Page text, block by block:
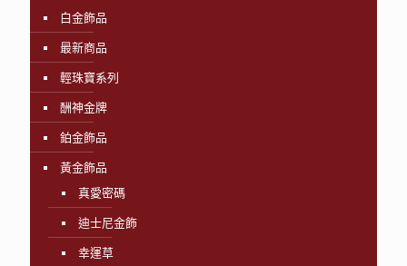
白金飾品
最新商品
輕珠寶系列
酬神金牌
鉑金飾品
黃金飾品
真愛密碼
迪士尼金飾
幸運草